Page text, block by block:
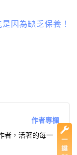
因為缺乏保養！
作者專欄
者，活著的每一